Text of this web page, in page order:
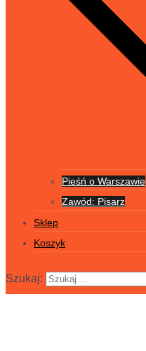
Pieśń o Warszawie
Zawód: Pisarz
Sklep
Koszyk
Szukaj: